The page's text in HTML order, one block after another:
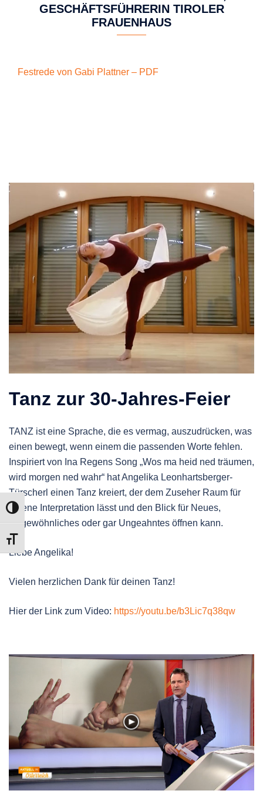
UMSCHALTEN AUF HOHE KONTRASTE
SCHRIFT VERGRÖSSERN
GESCHÄFTSFÜHRERIN TIROLER
FRAUENHAUS
Festrede von Gabi Plattner – PDF
Tanz zur 30-Jahres-Feier
TANZ ist eine Sprache, die es vermag, auszudrücken, was
einen bewegt, wenn einem die passenden Worte fehlen.
Inspiriert von Ina Regens Song „Wos ma heid ned träumen,
wird morgen ned wahr“ hat Angelika Leonhartsberger-
Türscherl einen Tanz kreiert, der dem Zuseher Raum für
eigene Interpretation lässt und den Blick für Neues,
Ungewöhnliches oder gar Ungeahntes öffnen kann.
Liebe Angelika!
Vielen herzlichen Dank für deinen Tanz!
Hier der Link zum Video: https://youtu.be/b3Lic7q38qw